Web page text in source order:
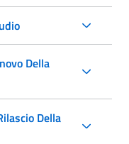
Della
Della